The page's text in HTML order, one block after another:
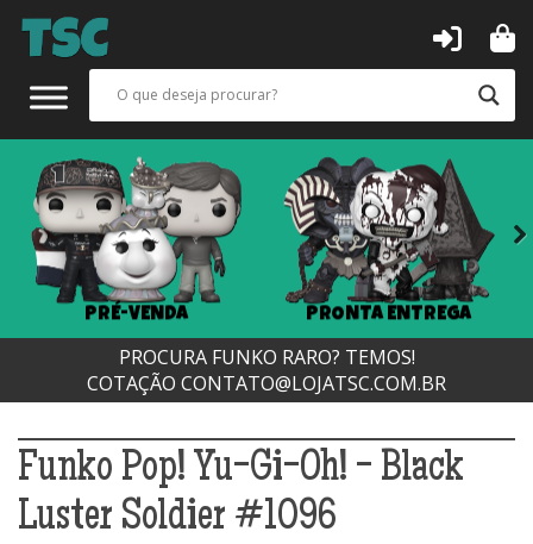
PRÉ-VENDA PRONTA ENTREGA
Next
PROCURA FUNKO RARO? TEMOS!
COTAÇÃO CONTATO@LOJATSC.COM.BR
Funko Pop! Yu-Gi-Oh! - Black
Luster Soldier #1096